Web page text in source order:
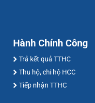
Hành Chính Công
Trả kết quả TTHC
Thu hộ, chi hộ HCC
Tiếp nhận TTHC